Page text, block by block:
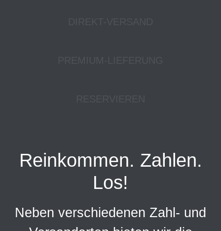
Reinkommen. Zahlen.
Los!
Neben verschiedenen Zahl- und